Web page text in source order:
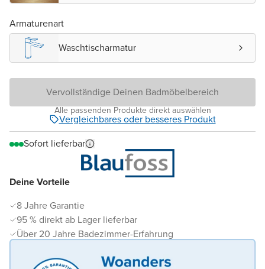
Deine Vorteile
8 Jahre Garantie
95 % direkt ab Lager lieferbar
Über 20 Jahre Badezimmer-Erfahrung
Armaturenart
Waschtischarmatur
Vervollständige Deinen Badmöbelbereich
Alle passenden Produkte direkt auswählen
Vergleichbares oder besseres Produkt
Sofort lieferbar